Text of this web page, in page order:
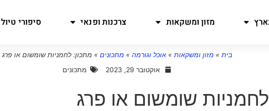
מזון ומשקאות צרכנות ופנאי סיפורי טיול
בית » מזון ומשקאות »אוכל וגורמה » מתכונים » מתכון: לחמניות שומשום או פרג
אוקטובר 29, 2023
מתכונים
שומשום או פרג